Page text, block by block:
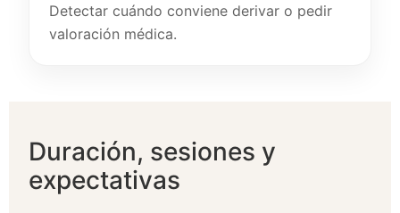
Detectar cuándo conviene derivar o pedir
valoración médica.
Duración, sesiones y
expectativas